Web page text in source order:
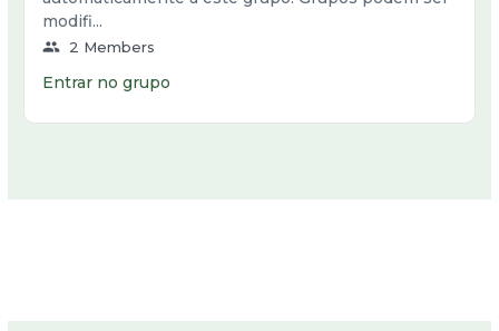
modifi...
group 2 Members
Entrar no grupo